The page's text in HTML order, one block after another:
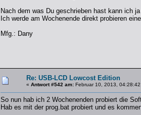
Nach dem was Du geschrieben hast kann ich
Ich werde am Wochenende direkt probieren
Mfg.: Dany
Re: USB-LCD Lowcost Edition
« Antwort #542 am: Februar 10, 2013,
So nun hab ich 2 Wochenenden probiert die
Hab es mit der prog.bat probiert und es